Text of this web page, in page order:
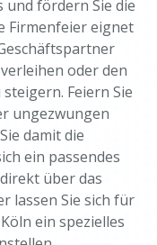
fördern Sie die
Firmenfeier eignet
oder den
Feiern Sie
ungezwungen
damit die
ein passendes
über das
lassen Sie sich für
ein spezielles